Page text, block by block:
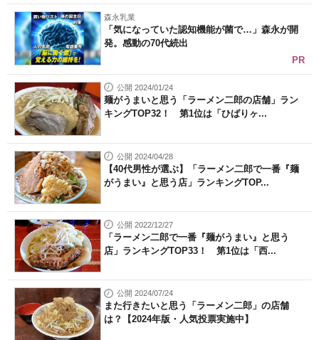
森永乳業
「気になっていた認知機能が菌で…」森永が開
発。感動の70代続出
PR
公開 2024/01/24
麺がうまいと思う「ラーメン二郎の店舗」ラン
キングTOP32！ 第1位は「ひばりヶ...
公開 2024/04/28
【40代男性が選ぶ】「ラーメン二郎で一番『麺
がうまい』と思う店」ランキングTOP...
公開 2022/12/27
「ラーメン二郎で一番『麺がうまい』と思う
店」ランキングTOP33！ 第1位は「西...
公開 2024/07/24
また行きたいと思う「ラーメン二郎」の店舗
は？【2024年版・人気投票実施中】